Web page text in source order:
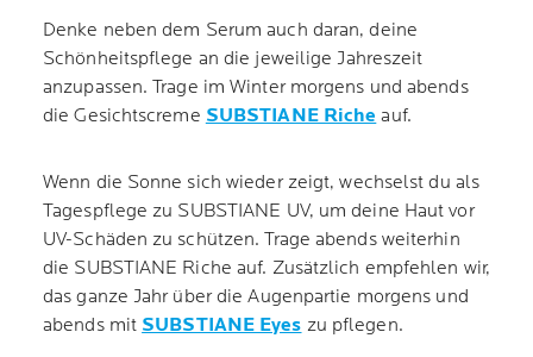
Denke neben dem Serum auch daran, deine
Schönheitspflege an die jeweilige Jahreszeit
anzupassen. Trage im Winter morgens und abends
die Gesichtscreme SUBSTIANE Riche auf.
Wenn die Sonne sich wieder zeigt, wechselst du als
Tagespflege zu SUBSTIANE UV, um deine Haut vor
UV-Schäden zu schützen. Trage abends weiterhin
die SUBSTIANE Riche auf. Zusätzlich empfehlen wir,
das ganze Jahr über die Augenpartie morgens und
abends mit SUBSTIANE Eyes zu pflegen.